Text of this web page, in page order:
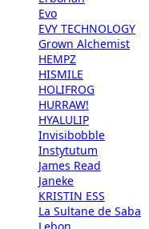
Evo
EVY TECHNOLOGY
Grown Alchemist
HEMPZ
HISMILE
HOLIFROG
HURRAW!
HYALULIP
Invisibobble
Instytutum
James Read
Janeke
KRISTIN ESS
La Sultane de Saba